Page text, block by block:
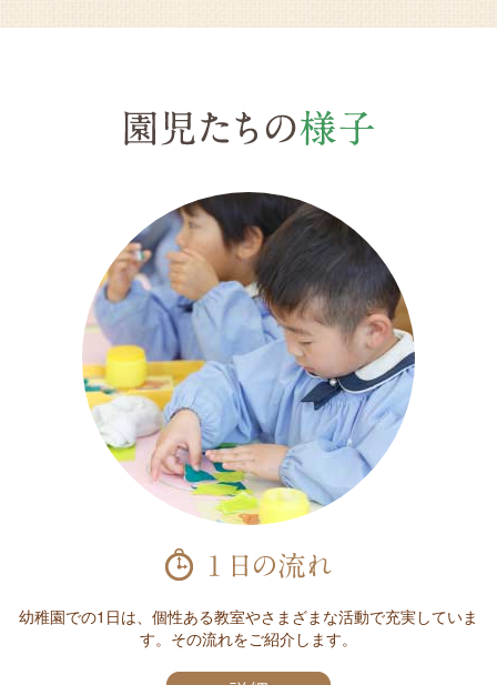
幼稚園での1日は、個性ある教室やさまざまな活動で充実していま
す。その流れをご紹介します。